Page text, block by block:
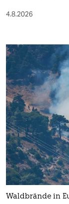
4.8.2026
Waldbrände in